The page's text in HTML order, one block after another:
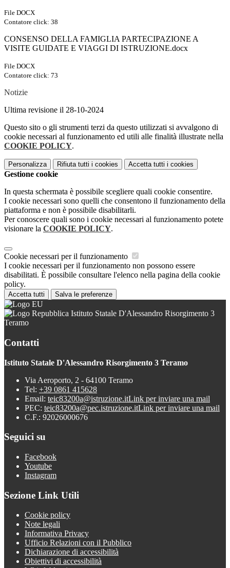
File DOCX
Contatore click: 38
CONSENSO DELLA FAMIGLIA PARTECIPAZIONE A
VISITE GUIDATE E VIAGGI DI ISTRUZIONE.docx
File DOCX
Contatore click: 73
Notizie
Ultima revisione il 28-10-2024
Questo sito o gli strumenti terzi da questo utilizzati si avvalgono di
cookie necessari al funzionamento ed utili alle finalità illustrate nella
COOKIE POLICY.
Personalizza Rifiuta tutti i cookies Accetta tutti i cookies
Gestione cookie
In questa schermata è possibile scegliere quali cookie consentire.
I cookie necessari sono quelli che consentono il funzionamento della
piattaforma e non è possibile disabilitarli.
Per conoscere quali sono i cookie necessari al funzionamento potete
visionare la COOKIE POLICY.
Cookie necessari per il funzionamento
I cookie necessari per il funzionamento non possono essere
disabilitati. È possibile consultare l'elenco nella pagina della cookie
policy.
Accetta tutti Salva le preferenze
Istituto Statale D'Alessandro Risorgimento 3
Teramo
Contatti
Istituto Statale D'Alessandro Risorgimento 3 Teramo
Via Aeroporto, 2 - 64100 Teramo
Tel: +39 0861 415628
Email: teic83200a@istruzione.itLink per inviare una mail
PEC: teic83200a@pec.istruzione.itLink per inviare una mail
C.F.: 92026000676
Seguici su
Facebook
Youtube
Instagram
Sezione Link Utili
Cookie policy
Note legali
Informativa Privacy
Ufficio Relazioni con il Pubblico
Dichiarazione di accessibilità
Obiettivi di accessibilità